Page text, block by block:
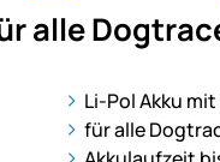
alle
Li-Pol Akku
für alle